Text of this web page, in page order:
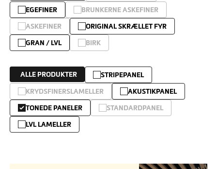
EGEFINER
BRUNKERNE ASKEFINER
ASKEFINER
ORIGINAL SKRÆLLET FYR
GRAN / LVL
BIRK
ALLE PRODUKTER
STRIPEPANEL
KRYDSFINERSLAMELLER
AKUSTIKPANEL
TONEDE PANELER
STANDARDPANEL
LVL LAMELLER